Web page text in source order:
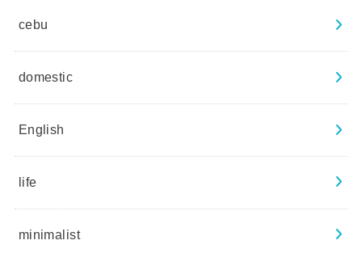
cebu
domestic
English
life
minimalist